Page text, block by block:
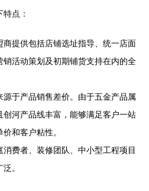
点：
商提供包括店铺选址指导、统一店面
活动策划及初期铺货支持在内的全
源于产品销售差价。由于五金产品属
河产品线丰富，能够满足客户一站
和客户粘性。
消费者、装修团队、中小型工程项目
。